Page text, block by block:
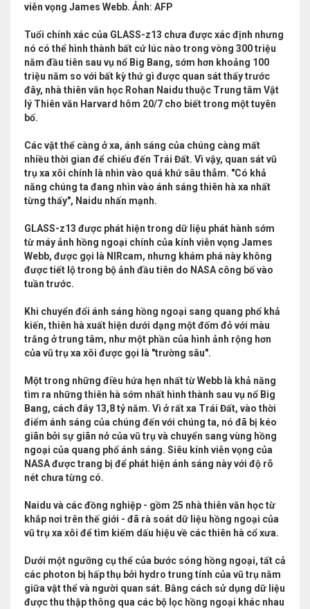
viễn vọng James Webb. Ảnh: AFP
Tuổi chính xác của GLASS-z13 chưa được xác định nhưng
nó có thể hình thành bất cứ lúc nào trong vòng 300 triệu
năm đầu tiên sau vụ nổ Big Bang, sớm hơn khoảng 100
triệu năm so với bất kỳ thứ gì được quan sát thấy trước
đây, nhà thiên văn học Rohan Naidu thuộc Trung tâm Vật
lý Thiên văn Harvard hôm 20/7 cho biết trong một tuyên
bố.
Các vật thể càng ở xa, ánh sáng của chúng càng mất
nhiều thời gian để chiếu đến Trái Đất. Vì vậy, quan sát vũ
trụ xa xôi chính là nhìn vào quá khứ sâu thẳm. "Có khả
năng chúng ta đang nhìn vào ánh sáng thiên hà xa nhất
từng thấy", Naidu nhấn mạnh.
GLASS-z13 được phát hiện trong dữ liệu phát hành sớm
từ máy ảnh hồng ngoại chính của kính viễn vọng James
Webb, được gọi là NIRcam, nhưng khám phá này không
được tiết lộ trong bộ ảnh đầu tiên do NASA công bố vào
tuần trước.
Khi chuyển đổi ánh sáng hồng ngoại sang quang phổ khả
kiến, thiên hà xuất hiện dưới dạng một đốm đỏ với màu
trắng ở trung tâm, như một phần của hình ảnh rộng hơn
của vũ trụ xa xôi được gọi là "trường sâu".
Một trong những điều hứa hẹn nhất từ Webb là khả năng
tìm ra những thiên hà sớm nhất hình thành sau vụ nổ Big
Bang, cách đây 13,8 tỷ năm. Vì ở rất xa Trái Đất, vào thời
điểm ánh sáng của chúng đến với chúng ta, nó đã bị kéo
giãn bởi sự giãn nở của vũ trụ và chuyển sang vùng hồng
ngoại của quang phổ ánh sáng. Siêu kính viễn vọng của
NASA được trang bị để phát hiện ánh sáng này với độ rõ
nét chưa từng có.
Naidu và các đồng nghiệp - gồm 25 nhà thiên văn học từ
khắp nơi trên thế giới - đã rà soát dữ liệu hồng ngoại của
vũ trụ xa xôi để tìm kiếm dấu hiệu về các thiên hà cổ xưa.
Dưới một ngưỡng cụ thể của bước sóng hồng ngoại, tất cả
các photon bị hấp thụ bởi hydro trung tính của vũ trụ nằm
giữa vật thể và người quan sát. Bằng cách sử dụng dữ liệu
được thu thập thông qua các bộ lọc hồng ngoại khác nhau